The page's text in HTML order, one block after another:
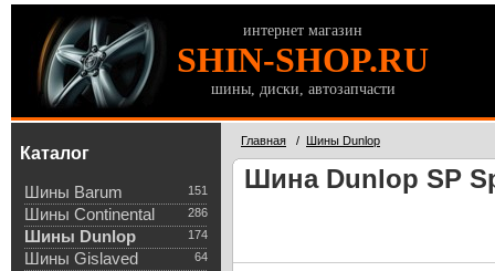
интернет магазин
SHIN-SHOP.RU
шины, диски, автозапчасти
Каталог
151
Шины Barum
286
Шины Continental
174
Шины Dunlop
64
Шины Gislaved
Главная / Шины Dunlop
Шина Dunlop SP